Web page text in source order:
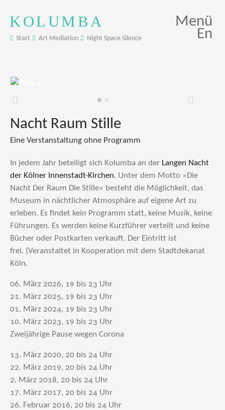
KOLUMBA
Start Art Mediation Night Space Silence
Menü
En
Zurück Weiter
Nacht Raum Stille
Eine Verstanstaltung ohne Programm
In jedem Jahr beteiligt sich Kolumba an der Langen Nacht
der Kölner Innenstadt-Kirchen. Unter dem Motto »Die
Nacht Der Raum Die Stille« besteht die Möglichkeit, das
Museum in nächtlicher Atmosphäre auf eigene Art zu
erleben. Es findet kein Programm statt, keine Musik, keine
Führungen. Es werden keine Kurzführer verteilt und keine
Bücher oder Postkarten verkauft. Der Eintritt ist
frei. (Veranstaltet in Kooperation mit dem Stadtdekanat
Köln.
06. März 2026, 19 bis 23 Uhr
21. März 2025, 19 bis 23 Uhr
01. März 2024, 19 bis 23 Uhr
10. März 2023, 19 bis 23 Uhr
Zweijährige Pause wegen Corona
13. März 2020, 20 bis 24 Uhr
22. März 2019, 20 bis 24 Uhr
2. März 2018, 20 bis 24 Uhr
17. März 2017, 20 bis 24 Uhr
26. Februar 2016, 20 bis 24 Uhr